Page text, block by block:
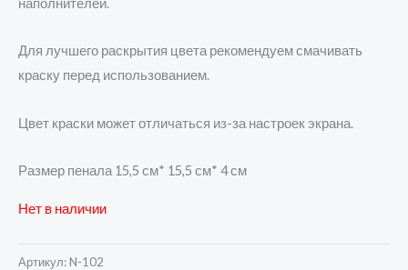
Для лучшего раскрытия цвета рекомендуем смачивать
краску перед использованием.
Цвет краски может отличаться из-за настроек экрана.
Размер пенала 15,5 см* 15,5 см* 4 см
Нет в наличии
Артикул: N-102